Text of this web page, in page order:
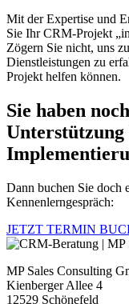
Mit der Expertise und
Sie Ihr CRM-Projekt
Zögern Sie nicht, uns
Dienstleistungen zu
Projekt helfen können.
Sie haben
Dann buchen Sie doch
Kennenlerngespräch:
JETZT TERMIN
MP Sales Consulting
Kienberger Allee 4
12529 Schönefeld